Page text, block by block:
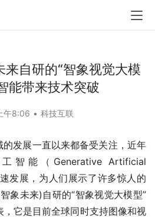
自研的“智象视觉大模
能带来技术突破
午8:06 • 科技互联
的发展一直以来都备受关注，近年
智能（Generative Artificial
发展，为人们展示了许多惊人的
象未来)自研的“智象视觉大模型”
它是目前全球同时支持图像和视